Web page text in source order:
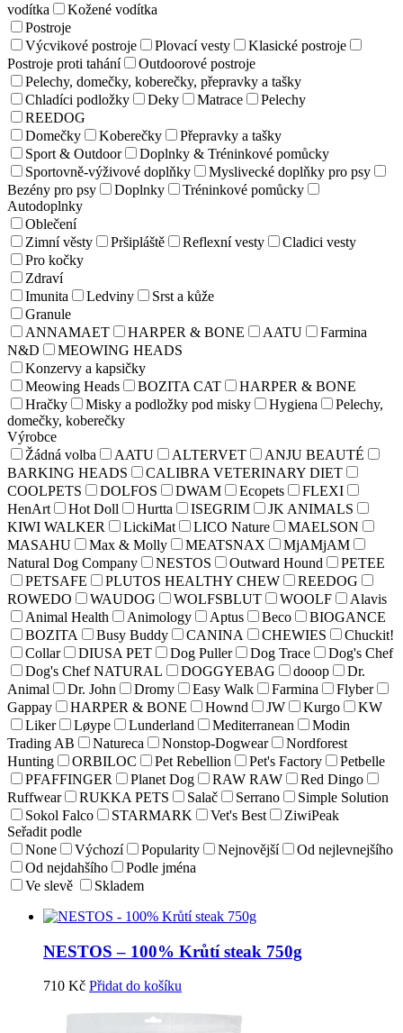
vodítka
Kožené vodítka
Postroje
Výcvikové postroje
Plovací vesty
Klasické postroje
Postroje proti tahání
Outdoorové postroje
Pelechy, domečky, koberečky, přepravky a tašky
Chladíci podložky
Deky Matrace
Pelechy
REEDOG
Domečky
Koberečky
Přepravky a tašky
Sport & Outdoor
Doplnky & Tréninkové pomůcky
Sportovně-výživové doplňky
Myslivecké doplňky pro psy
Bezény pro psy
Doplnky
Tréninkové pomůcky
Autodoplnky
Oblečení
Zimní věsty
Pršipláště Reflexní vesty
Cladici vesty
Pro kočky
Zdraví
Imunita
Ledviny
Srst a kůže
Granule
ANNAMAET
HARPER & BONE AATU
Farmina
N&D
MEOWING HEADS
Konzervy a kapsičky
Meowing Heads
BOZITA CAT
HARPER & BONE
Hračky
Misky a podložky pod misky Hygiena
Pelechy,
domečky, koberečky
Výrobce
Žádná volba
AATU ALTERVET
ANJU BEAUTÉ
BARKING HEADS
CALIBRA VETERINARY DIET
COOLPETS
DOLFOS DWAM Ecopets
FLEXI
HenArt
Hot Doll Hurtta ISEGRIM
JK ANIMALS
KIWI WALKER
LickiMat LICO Nature
MAELSON
MASAHU
Max & Molly MEATSNAX
MjAMjAM
Natural Dog Company
NESTOS Outward Hound
PETEE
PETSAFE
PLUTOS HEALTHY CHEW
REEDOG
ROWEDO
WAUDOG WOLFSBLUT WOOLF
Alavis
Animal Health
Animology Aptus Beco
BIOGANCE
BOZITA
Busy Buddy CANINA CHEWIES
Chuckit!
Collar
DIUSA PET Dog Puller Dog Trace
Dog's Chef
Dog's Chef NATURAL
DOGGYEBAG dooop
Dr.
Animal
Dr. John Dromy Easy Walk Farmina
Flyber
Gappay
HARPER & BONE Hownd JW Kurgo
KW
Liker
Løype Lunderland Mediterranean
Modin
Trading AB
Natureca Nonstop-Dogwear
Nordforest
Hunting
ORBILOC Pet Rebellion Pet's Factory
Petbelle
PFAFFINGER
Planet Dog RAW RAW
Red Dingo
Ruffwear
RUKKA PETS Salač Serrano
Simple Solution
Sokol Falco
STARMARK Vet's Best
ZiwiPeak
Seřadit podle
None
Výchozí Popularity Nejnovější
Od nejlevnejšího
Od nejdahšího
Podle jména
Ve slevě
Skladem
NESTOS – 100% Krůtí steak 750g
710 Kč Přidat do košíku